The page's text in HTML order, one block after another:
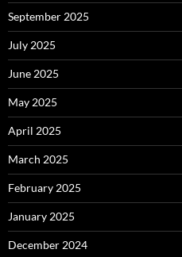
September 2025
July 2025
June 2025
May 2025
April 2025
March 2025
February 2025
January 2025
December 2024